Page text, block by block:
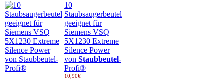
10
Staubsaugerbeutel
geeignet für
Siemens VSQ
5X1230 Extreme
Silence Power
von Staubbeutel-
Profi®
10,90€